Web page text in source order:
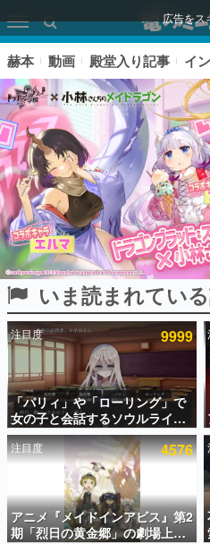
広告をス
ピックアップ
電ファミのいま読まれている記事
アプリセール情報
インタビュー
連載・特集一覧
殿堂入り記事
SNS拡散数が数千以上
ど。多くの人々に読ま
赫本 動画 殿堂入り記事 イ
いま読まれてい
注目度 9999
「パリィ」や「ローリング」で
女の子と会話するソウルライク
恋愛ゲーム『小早川さんはソウ
ルライク』無料公開。返事に失
敗すると「YOU DIED」
注目度 4576
アニメ『メイドインアビス』第2
期「烈日の黄金郷」の劇場上映